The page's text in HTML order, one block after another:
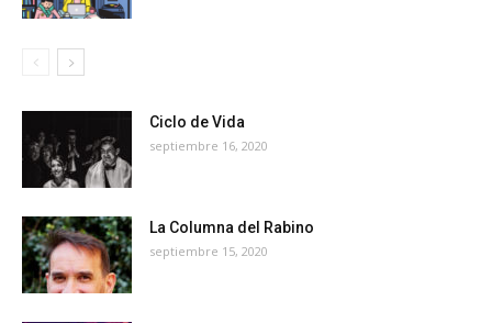
Ciclo de Vida
septiembre 16, 2020
La Columna del Rabino
septiembre 15, 2020